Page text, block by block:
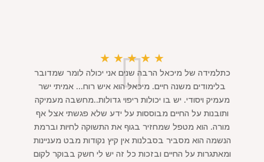
★
★
★
★
★
כתלמידה של מיכאל הרבה שנים אני יכולה לומר שמדובר
בלימודים משנה חיים. מיכאל הוא איש רוח... אמיתי ישר
מעמיק ויסודי. יש בו יכולות ריפוי גדולות..מחשבה מעמיקה
ותובנות על החיים מבוססות על ידע שלא פגשתי אצל אף
מורה. הוא מטפל שמחזיר בגוף את התשוקה לחיות וברמת
הנשמה הוא מסביר בסבלנות אין קיץ נקודות מבט מעניינות
ומאתגרות על החיים ובזכות כל זה יש לי חשק בבוקר לקום